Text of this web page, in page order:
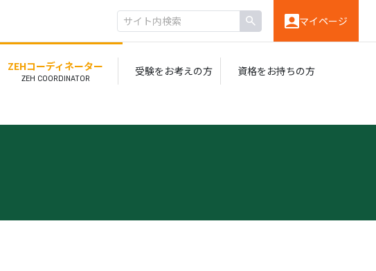
マイページ
ZEHコーディネーター 受験をお考えの方 資格をお持ちの方